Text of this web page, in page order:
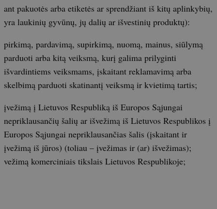
ant pakuotės arba etiketės ar sprendžiant iš kitų aplinkybių,
yra laukinių gyvūnų, jų dalių ar išvestinių produktų):
pirkimą, pardavimą, supirkimą, nuomą, mainus, siūlymą
parduoti arba kitą veiksmą, kurį galima prilyginti
išvardintiems veiksmams, įskaitant reklamavimą arba
skelbimą parduoti skatinantį veiksmą ir kvietimą tartis;
įvežimą į Lietuvos Respubliką iš Europos Sąjungai
nepriklausančių šalių ar išvežimą iš Lietuvos Respublikos į
Europos Sąjungai nepriklausančias šalis (įskaitant ir
įvežimą iš jūros) (toliau – įvežimas ir (ar) išvežimas);
vežimą komerciniais tikslais Lietuvos Respublikoje;